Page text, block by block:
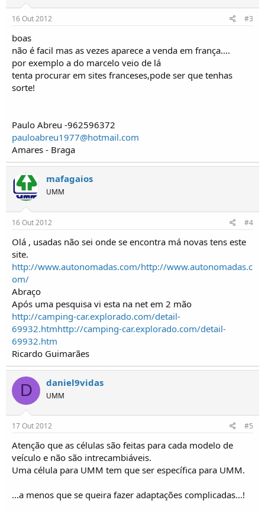
s
16 Out 2012 #3
boas
não é facil mas as vezes aparece a venda em frança....
por exemplo a do marcelo veio de lá
tenta procurar em sites franceses,pode ser que tenhas
sorte!
Paulo Abreu -962596372
pauloabreu1977@hotmail.com
Amares - Braga
mafagaios
UMM
16 Out 2012 #4
Olá , usadas não sei onde se encontra má novas tens este
site.
http://www.autonomadas.com/http://www.autonomadas.c
om/
Abraço
Após uma pesquisa vi esta na net em 2 mão
http://camping-car.explorado.com/detail-
69932.htmhttp://camping-car.explorado.com/detail-
69932.htm
Ricardo Guimarães
D daniel9vidas
UMM
17 Out 2012 #5
Atenção que as células são feitas para cada modelo de
veículo e não são intrecambiáveis.
Uma célula para UMM tem que ser específica para UMM.
...a menos que se queira fazer adaptações complicadas...!